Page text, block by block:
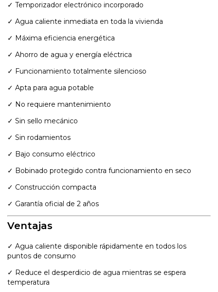
✓ Temporizador electrónico incorporado
✓ Agua caliente inmediata en toda la vivienda
✓ Máxima eficiencia energética
✓ Ahorro de agua y energía eléctrica
✓ Funcionamiento totalmente silencioso
✓ Apta para agua potable
✓ No requiere mantenimiento
✓ Sin sello mecánico
✓ Sin rodamientos
✓ Bajo consumo eléctrico
✓ Bobinado protegido contra funcionamiento en seco
✓ Construcción compacta
✓ Garantía oficial de 2 años
Ventajas
✓ Agua caliente disponible rápidamente en todos los
puntos de consumo
✓ Reduce el desperdicio de agua mientras se espera
temperatura